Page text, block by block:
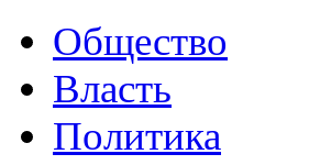
Общество
Власть
Политика